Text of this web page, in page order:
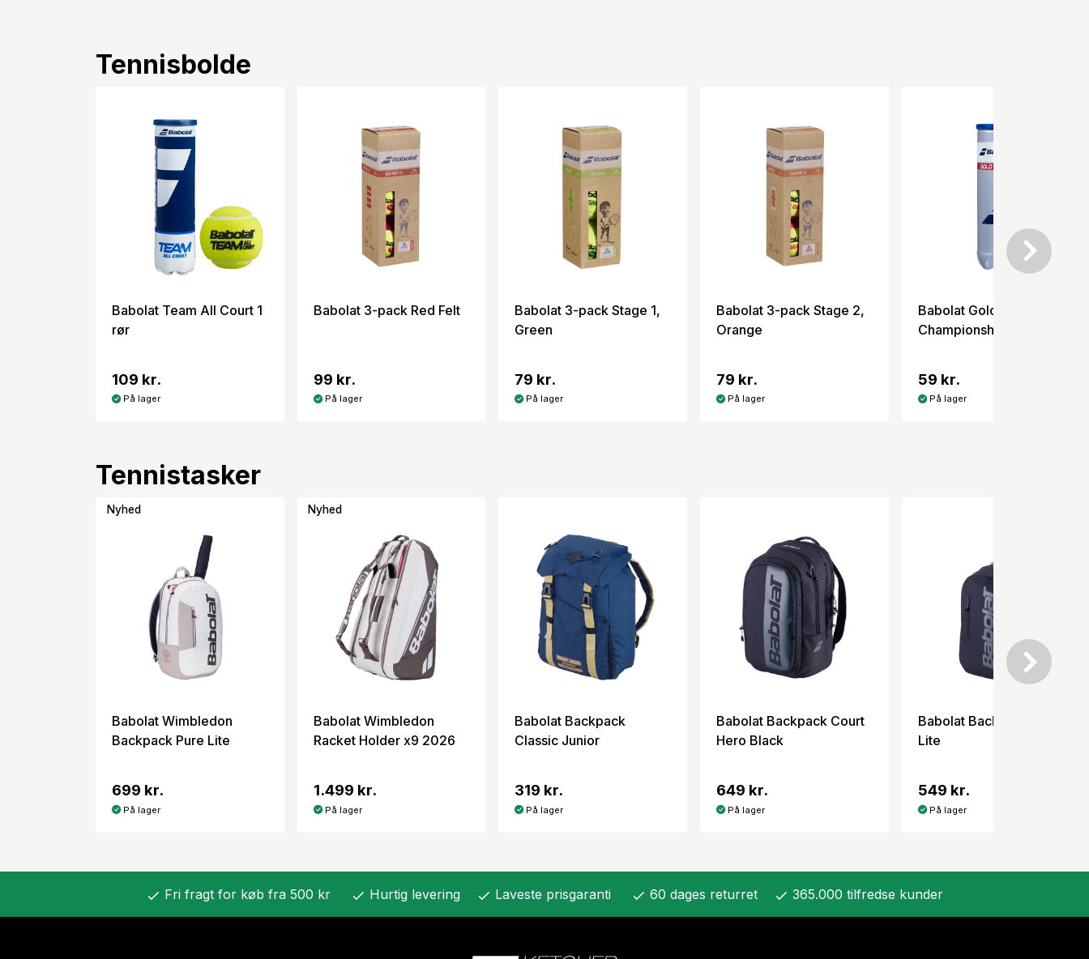
Tennisbolde
Babolat Team All Court 1
rør
109 kr.
På lager
Babolat 3-pack Red Felt
99 kr.
På lager
Babolat 3-pack Stage 1,
Green
79 kr.
På lager
Babolat 3-pack Stage 2,
Orange
79 kr.
På lager
Babolat Gold
Championship 1 rör
59 kr.
På lager
Tennistasker
Nyhed
Babolat Wimbledon
Backpack Pure Lite
699 kr.
På lager
Nyhed
Babolat Wimbledon
Racket Holder x9 2026
1.499 kr.
På lager
Babolat Backpack
Classic Junior
319 kr.
På lager
Babolat Backpack Court
Hero Black
649 kr.
På lager
Babolat Backpack Court
Lite
549 kr.
På lager
check Fri fragt for køb fra 500 kr check Hurtig levering check Laveste prisgaranti check 60 dages returret check 365.000 tilfredse kunder